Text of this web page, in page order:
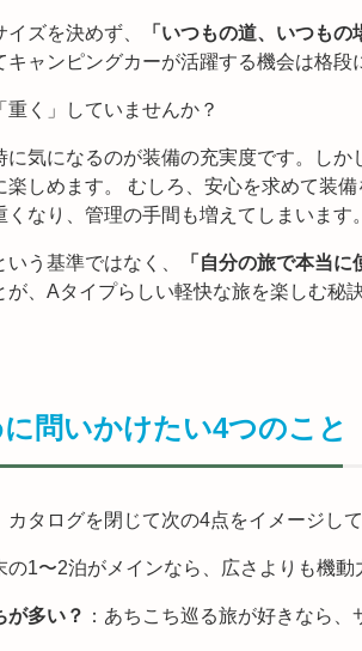
イズを決めず、 「いつもの道、いつもの
ャンピングカーが活躍する機会は格段
く」していませんか？
に気になるのが装備の充実度です。し
楽しめます。 むしろ、安心を求めて装
なり、管理の手間も増えてしまいます。
いう基準ではなく、 「自分の旅で本当に
、Aタイプらしい軽快な旅を楽しむ秘訣
問いかけたい4つのこと
タログを閉じて次の4点をイメージして
の1〜2泊がメインなら、広さよりも機動
が多い？ ：あちこち巡る旅が好きなら、